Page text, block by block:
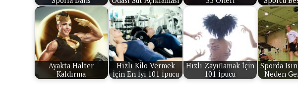
Ayakta Halter
Kaldırma
Hızlı Kilo Vermek
İçin En İyi 101 İpucu
Hızlı Zayıflamak İçin
101 İpucu
Sporda
Neden